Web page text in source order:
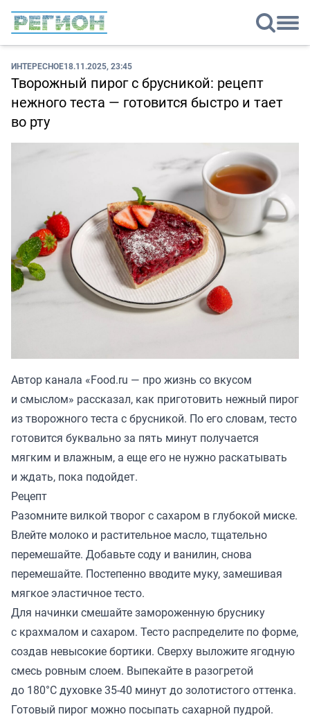
ИНТЕРЕСНОЕ18.11.2025, 23:45
Творожный пирог с брусникой: рецепт
нежного теста — готовится быстро и тает
во рту
Автор канала «Food.ru — про жизнь со вкусом
и смыслом» рассказал, как приготовить нежный пирог
из творожного теста с брусникой. По его словам, тесто
готовится буквально за пять минут получается
мягким и влажным, а еще его не нужно раскатывать
и ждать, пока подойдет.
Рецепт
Разомните вилкой творог с сахаром в глубокой миске.
Влейте молоко и растительное масло, тщательно
перемешайте. Добавьте соду и ванилин, снова
перемешайте. Постепенно вводите муку, замешивая
мягкое эластичное тесто.
Для начинки смешайте замороженную бруснику
с крахмалом и сахаром. Тесто распределите по форме,
создав невысокие бортики. Сверху выложите ягодную
смесь ровным слоем. Выпекайте в разогретой
до 180°C духовке 35-40 минут до золотистого оттенка.
Готовый пирог можно посыпать сахарной пудрой.